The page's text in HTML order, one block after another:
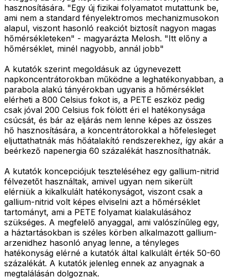
hasznosítására. "Egy új fizikai folyamatot mutattunk be,
ami nem a standard fényelektromos mechanizmusokon
alapul, viszont hasonló reakciót biztosít nagyon magas
hőmérsékleteken" - magyarázta Melosh. "Itt előny a
hőmérséklet, minél nagyobb, annál jobb"
A kutatók szerint megoldásuk az úgynevezett
napkoncentrátorokban működne a leghatékonyabban, a
parabola alakú tányérokban ugyanis a hőmérséklet
elérheti a 800 Celsius fokot is, a PETE eszköz pedig
csak jóval 200 Celsius fok fölött éri el hatékonysága
csúcsát, és bár az eljárás nem lenne képes az összes
hő hasznosítására, a koncentrátorokkal a hőfelesleget
eljuttathatnák más hőátalakító rendszerekhez, így akár a
beérkező napenergia 60 százalékát hasznosíthatnák.
A kutatók koncepciójuk teszteléséhez egy gallium-nitrid
félvezetőt használtak, amivel ugyan nem sikerült
elérniük a kikalkulált hatékonyságot, viszont csak a
gallium-nitrid volt képes elviselni azt a hőmérséklet
tartományt, ami a PETE folyamat kialakulásához
szükséges. A megfelelő anyaggal, ami valószínűleg egy,
a háztartásokban is széles körben alkalmazott gallium-
arzenidhez hasonló anyag lenne, a tényleges
hatékonyság elérné a kutatók által kalkulált érték 50-60
százalékát. A kutatók jelenleg ennek az anyagnak a
megtalálásán dolgoznak.